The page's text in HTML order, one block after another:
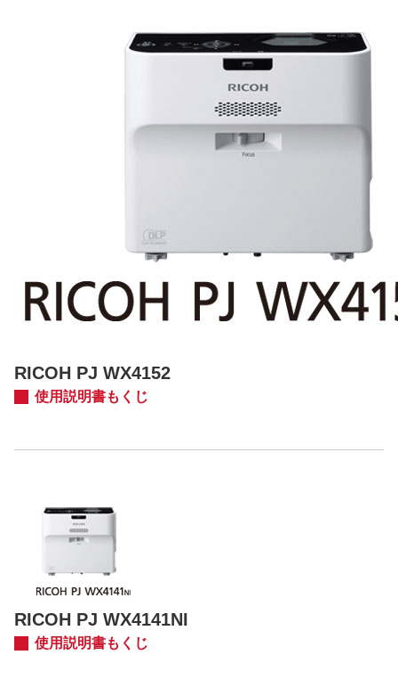
RICOH PJ WX4152
使用説明書もくじ
RICOH PJ WX4141NI
使用説明書もくじ